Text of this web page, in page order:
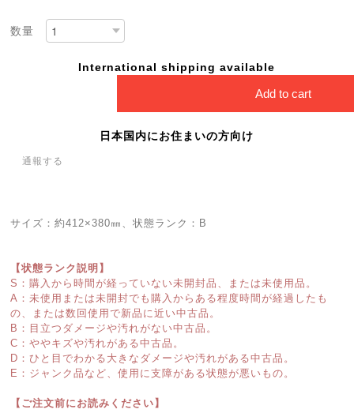
数量
International shipping available
Add to cart
日本国内にお住まいの方向け
通報する
サイズ：約412×380㎜、状態ランク：B
【状態ランク説明】
S：購入から時間が経っていない未開封品、または未使用品。
A：未使用または未開封でも購入からある程度時間が経過したも
の、または数回使用で新品に近い中古品。
B：目立つダメージや汚れがない中古品。
C：ややキズや汚れがある中古品。
D：ひと目でわかる大きなダメージや汚れがある中古品。
E：ジャンク品など、使用に支障がある状態が悪いもの。
【ご注文前にお読みください】